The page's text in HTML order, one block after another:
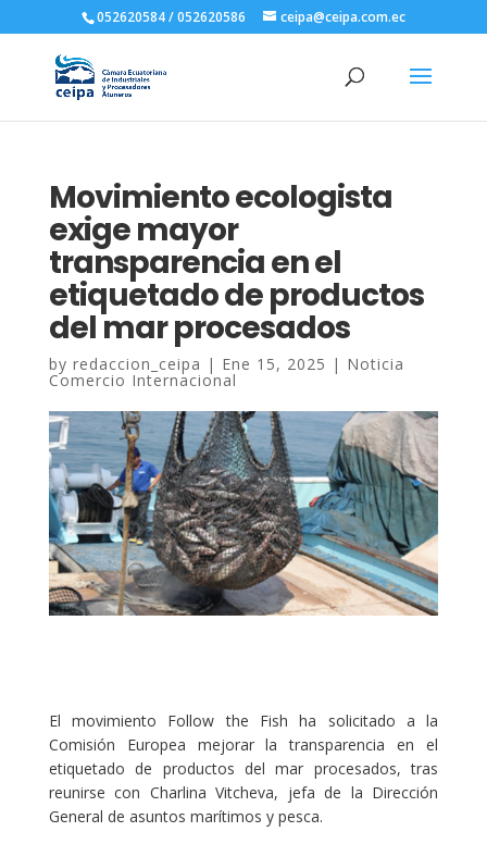
052620584 / 052620586 ceipa@ceipa.com.ec
Movimiento ecologista
exige mayor
transparencia en el
etiquetado de productos
del mar procesados
by redaccion_ceipa | Ene 15, 2025 | Noticia
Comercio Internacional
El movimiento Follow the Fish ha solicitado a la
Comisión Europea mejorar la transparencia en el
etiquetado de productos del mar procesados, tras
reunirse con Charlina Vitcheva, jefa de la Dirección
General de asuntos marítimos y pesca.